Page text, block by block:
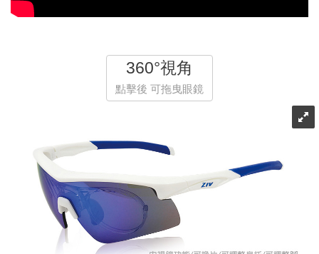
360°視角
點擊後 可拖曳眼鏡